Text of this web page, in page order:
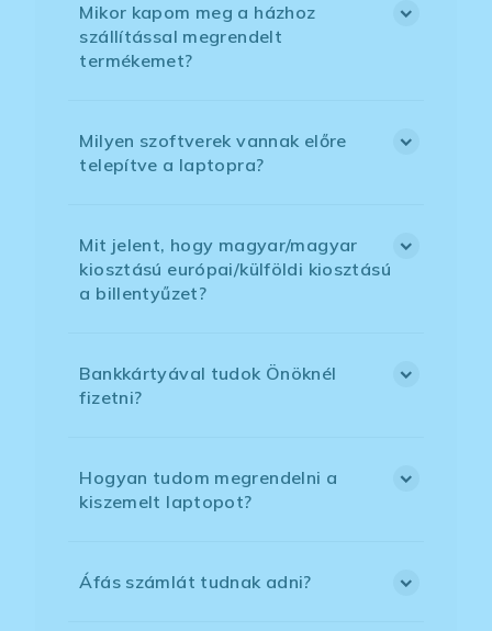
Mikor kapom meg a házhoz
szállítással megrendelt
termékemet?
Milyen szoftverek vannak előre
telepítve a laptopra?
Mit jelent, hogy magyar/magyar
kiosztású európai/külföldi kiosztású
a billentyűzet?
Bankkártyával tudok Önöknél
fizetni?
Hogyan tudom megrendelni a
kiszemelt laptopot?
Áfás számlát tudnak adni?